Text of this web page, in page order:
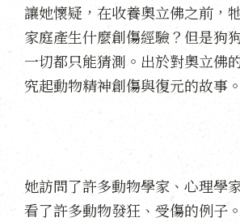
讓她懷疑，在收養奧立佛之前，
家庭產生什麼創傷經驗？但是狗
一切都只能猜測。出於對奧立佛
究起動物精神創傷與復元的故事。
她訪問了許多動物學家、心理學
看了許多動物發狂、受傷的例子